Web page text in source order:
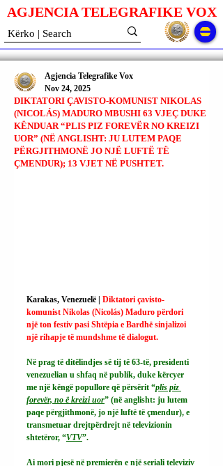
AGJENCIA TELEGRAFIKE VOX
DIKTATORI ÇAVISTO-KOMUNIST NIKOLAS
(NICOLÁS) MADURO MBUSHI 63 VJEÇ DUKE
KËNDUAR “PLIS PIZ FOREVËR NO KREIZI
UOR” (NË ANGLISHT: JU LUTEM PAQE
PËRGJITHMONË JO NJË LUFTË TË
ÇMENDUR); 13 VJET NË PUSHTET.
Agjencia Telegrafike Vox
Nov 24, 2025
Karakas, Venezuelë | Diktatori çavisto-
komunist Nikolas (Nicolás) Maduro përdori
një ton festiv pasi Shtëpia e Bardhë sinjalizoi
një rihapje të mundshme të dialogut.
Në prag të ditëlindjes së tij të 63-të, presidenti
venezuelian u shfaq në publik, duke kërcyer
me një këngë popullore që përsërit “plis piz
forevër, no ë kreizi uor” (në anglisht: ju lutem
paqe përgjithmonë, jo një luftë të çmendur), e
transmetuar drejtpërdrejt në televizionin
shtetëror, “VTV”.
Ai mori pjesë në premierën e një seriali televiziv